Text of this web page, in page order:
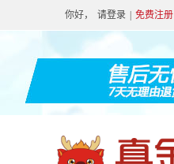
你好， 请登录 免费注册